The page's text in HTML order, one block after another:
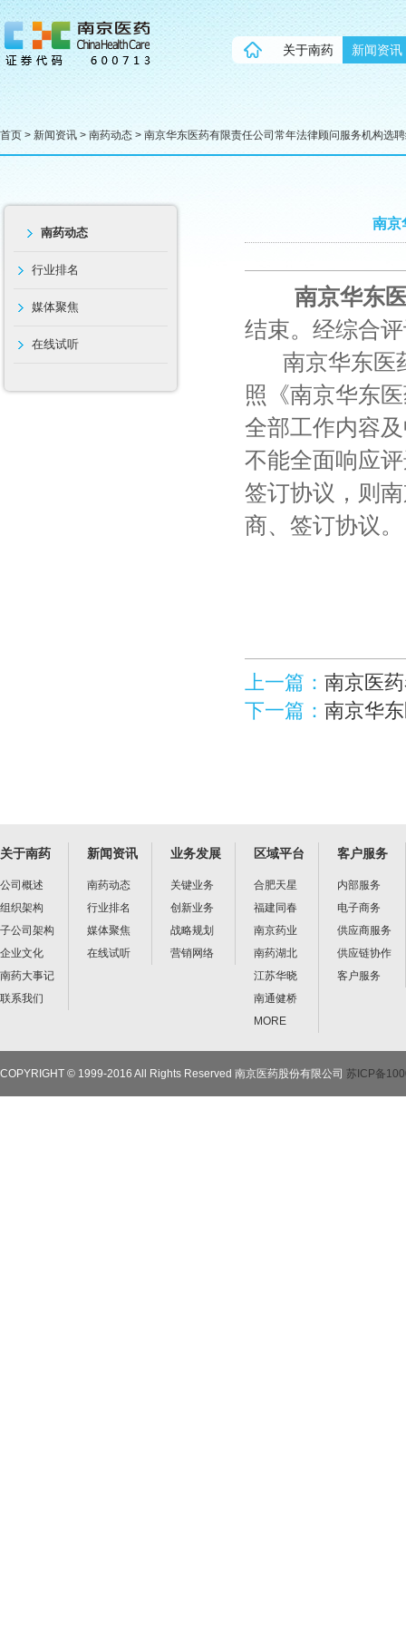
关于南药 新闻资讯
首页 > 新闻资讯 > 南药动态 > 南京华东医药有限责任公司常年法律顾问服务机构选
南药动态
行业排名
媒体聚焦
在线试听
南京
南京华东
结束。经综合
南京华东医
照《南京华东
全部工作内容
不能全面响应
签订协议，则
商、签订协议。
上一篇： 南京医
下一篇： 南京华
关于南药
公司概述
组织架构
子公司架构
企业文化
南药大事记
联系我们
新闻资讯
南药动态
行业排名
媒体聚焦
在线试听
业务发展
关键业务
创新业务
战略规划
营销网络
区域平台
合肥天星
福建同春
南京药业
南药湖北
江苏华晓
南通健桥
MORE
客户服务
内部服务
电子商务
供应商服务
供应链协作
客户服务
COPYRIGHT © 1999-2016 All Rights Reserved 南京医药股份有限公司 苏ICP备